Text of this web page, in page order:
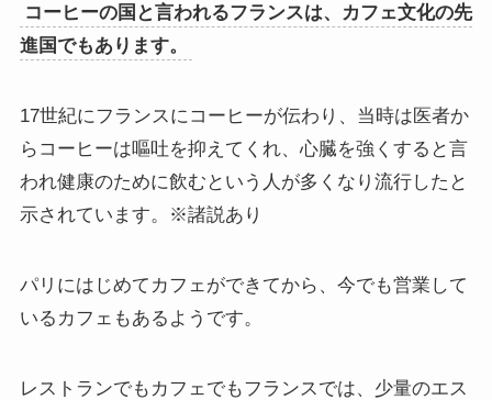
コーヒーの国と言われるフランスは、カフェ文化の先
進国でもあります。
17世紀にフランスにコーヒーが伝わり、当時は医者か
らコーヒーは嘔吐を抑えてくれ、心臓を強くすると言
われ健康のために飲むという人が多くなり流行したと
示されています。※諸説あり
パリにはじめてカフェができてから、今でも営業して
いるカフェもあるようです。
レストランでもカフェでもフランスでは、少量のエス